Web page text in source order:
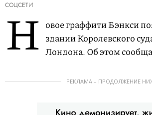
СОЦСЕТИ
Н овое граффити Бэнкси
здании Королевского
Лондона. Об этом
РЕКЛАМА – ПРОДОЛЖЕНИЕ